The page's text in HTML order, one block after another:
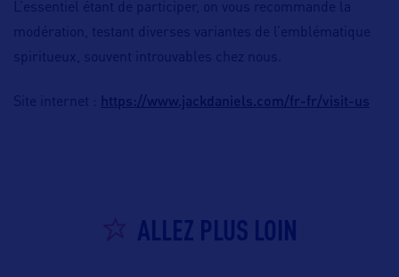
L’essentiel étant de participer, on vous recommande la
modération, testant diverses variantes de l’emblématique
spiritueux, souvent introuvables chez nous.
Site internet : https://www.jackdaniels.com/fr-fr/visit-us
ALLEZ PLUS LOIN